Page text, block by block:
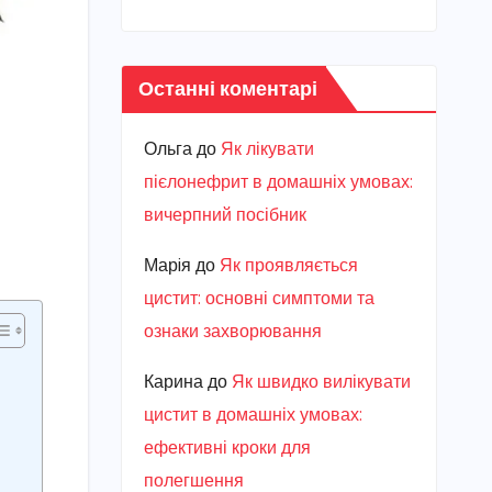
Останні коментарі
Ольгадо Як лікувати
пієлонефрит в домашніх умовах:
вичерпний посібник
Марiя до Як проявляється
цистит: основні симптоми та
ознаки захворювання
Каринадо Як швидко вилікувати
цистит в домашніх умовах:
ефективні кроки для
полегшення